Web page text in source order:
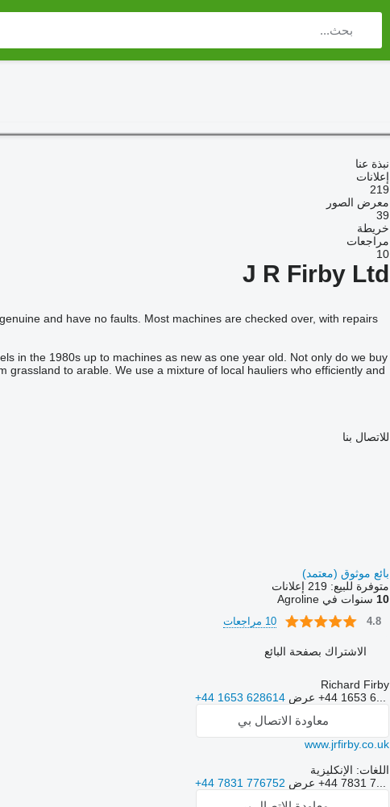
نبذة عنا
إعلانات
219
معرض الصور
39
خريطة
مراجعات
10
J R Firby Ltd
and have no faults. Most machines are checked over, with repairs
in the 1980s up to machines as new as one year old. Not only do we buy
to arable. We use a mixture of local hauliers who efficiently and
للاتصال بنا
بائع موثوق (معتمد)
متوفرة للبيع: 219 إعلانات
10 سنوات في Agroline
4.8 10 مراجعات
الاشتراك بصفحة البائع
Richard Firby
+44 1653 6... عرض +44 1653 628614
معاودة الاتصال بي
www.jrfirby.co.uk
اللغات: الإنكليزية
+44 7831 7... عرض +44 7831 776752